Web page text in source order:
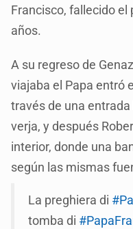
Francisco, fallecido el
años.
A su regreso de
viajaba el Papa entró
través de una
verja, y después
interior, donde una
según las mismas
La preghiera di
tomba di